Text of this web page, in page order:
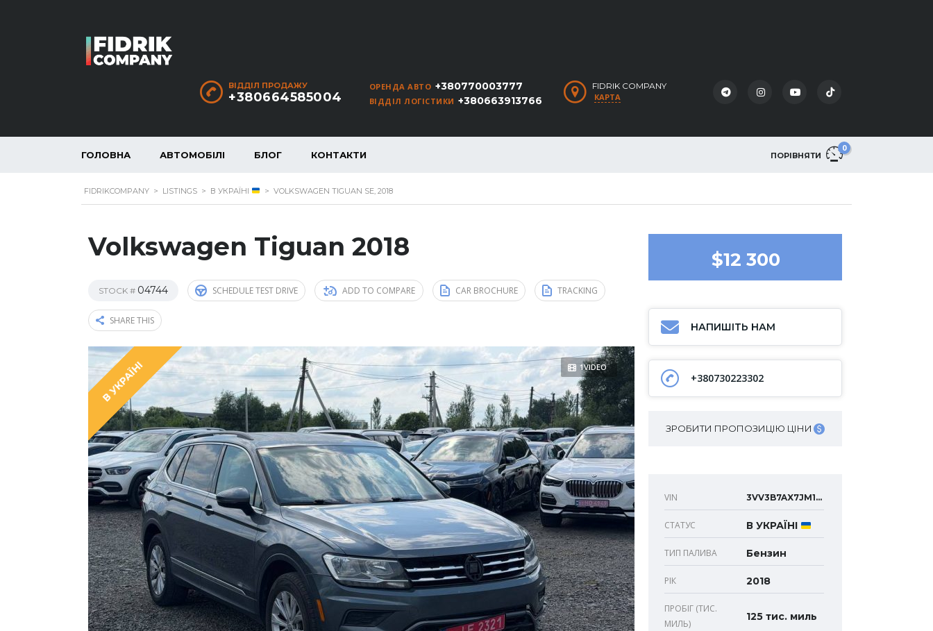
FIDRIK COMPANY
КАРТА
ОРЕНДА АВТО +380770003777
ВІДДІЛ ЛОГІСТИКИ +380663913766
ВІДДІЛ ПРОДАЖУ
+380664585004
ПОРІВНЯТИ
0
ГОЛОВНА АВТОМОБІЛІ БЛОГ КОНТАКТИ
FIDRIKCOMPANY > LISTINGS > В УКРАЇНІ > VOLKSWAGEN TIGUAN SE, 2018
Volkswagen Tiguan 2018
STOCK # 04744 SCHEDULE TEST DRIVE ADD TO COMPARE CAR BROCHURE TRACKING
SHARE THIS
1VIDEO
В УКРАЇНІ
$12 300
НАПИШІТЬ НАМ
+380730223302
ЗРОБИТИ ПРОПОЗИЦІЮ ЦІНИ
VIN 3VV3B7AX7JM109535
СТАТУС В УКРАЇНІ
ТИП ПАЛИВА Бензин
РІК 2018
ПРОБІГ (ТИС.
МИЛЬ)
125 тис. миль